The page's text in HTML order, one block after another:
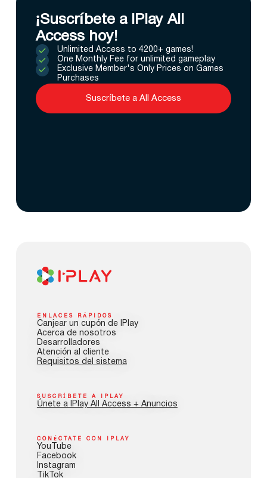
¡Suscríbete a IPlay All
Access hoy!
Unlimited Access to 4200+ games!
One Monthly Fee for unlimited gameplay
Exclusive Member's Only Prices on Games
Purchases
Suscríbete a All Access
ENLACES RÁPIDOS
Canjear un cupón de IPlay
Acerca de nosotros
Desarrolladores
Atención al cliente
Requisitos del sistema
SUSCRÍBETE A IPLAY
Únete a IPlay All Access + Anuncios
CONÉCTATE CON IPLAY
YouTube
Facebook
Instagram
TikTok